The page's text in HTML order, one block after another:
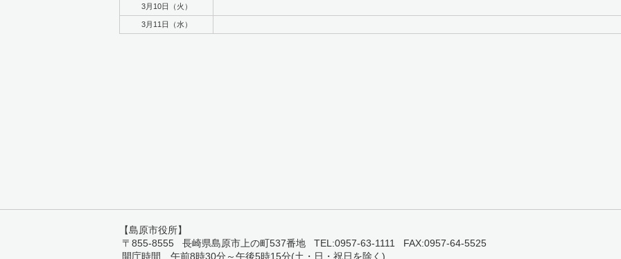
3月10日（火）
3月11日（水）
【島原市役所】
〒855-8555 長崎県島原市上の町537番地 TEL:0957-63-1111 FAX:0957-64-5525
開庁時間 午前8時30分～午後5時15分(土・日・祝日を除く)